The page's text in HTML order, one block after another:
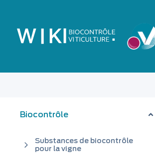
Biocontrôle
Substances de biocontrôle
pour la vigne